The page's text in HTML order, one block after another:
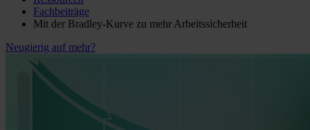
Fachbeiträge
Mit der Bradley-Kurve zu mehr Arbeitssicherheit
Neugierig auf mehr?